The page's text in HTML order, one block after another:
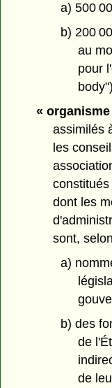
a) 500
b) 200
au
pour
body")
«
assimilés
les
dont les
sont,
a)
b) des
de
de